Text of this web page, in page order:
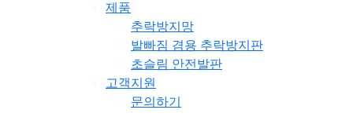
제품
추락방지망
발빠짐 겸용 추락방지판
초슬림 안전발판
고객지원
문의하기